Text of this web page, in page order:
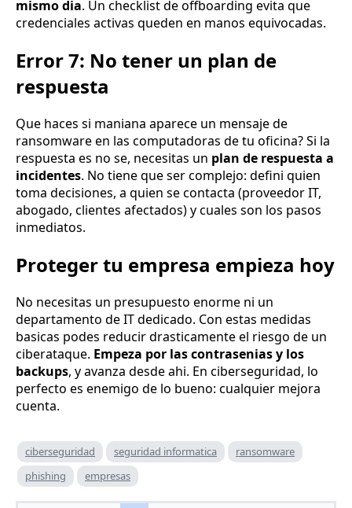
mismo dia. Un checklist de offboarding evita que
credenciales activas queden en manos equivocadas.
Error 7: No tener un plan de
respuesta
Que haces si maniana aparece un mensaje de
ransomware en las computadoras de tu oficina? Si la
respuesta es no se, necesitas un plan de respuesta a
incidentes. No tiene que ser complejo: defini quien
toma decisiones, a quien se contacta (proveedor IT,
abogado, clientes afectados) y cuales son los pasos
inmediatos.
Proteger tu empresa empieza hoy
No necesitas un presupuesto enorme ni un
departamento de IT dedicado. Con estas medidas
basicas podes reducir drasticamente el riesgo de un
ciberataque. Empeza por las contrasenias y los
backups, y avanza desde ahi. En ciberseguridad, lo
perfecto es enemigo de lo bueno: cualquier mejora
cuenta.
ciberseguridad seguridad informatica
ransomware
phishing
empresas